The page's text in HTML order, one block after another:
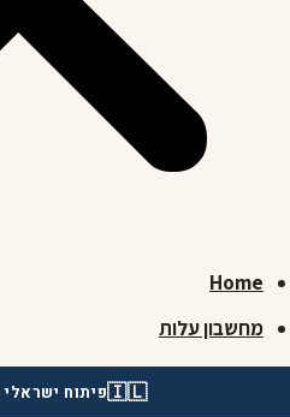
Home
מחשבון עלות
🇮🇱פיתוח ישראלי